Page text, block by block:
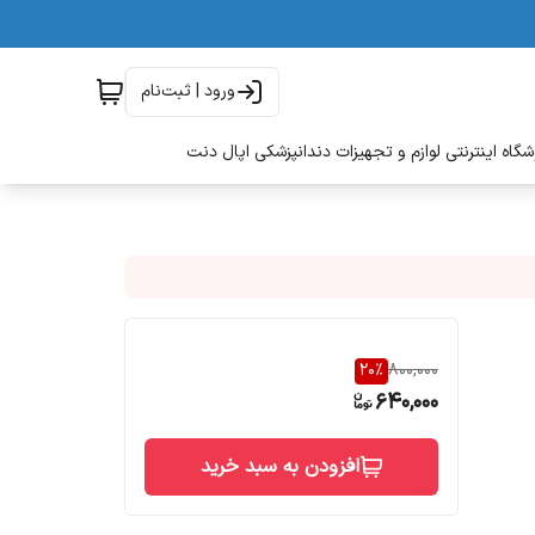
ورود | ثبت‌نام
اینترنتی لوازم و تجهیزات دندانپزشکی اپال دنت
800,000
20%
640,000
افزودن به سبد خرید